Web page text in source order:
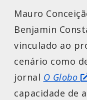
Mauro
Benjamin
vinculado ao
cenário como
jornal O Globo
capacidade de